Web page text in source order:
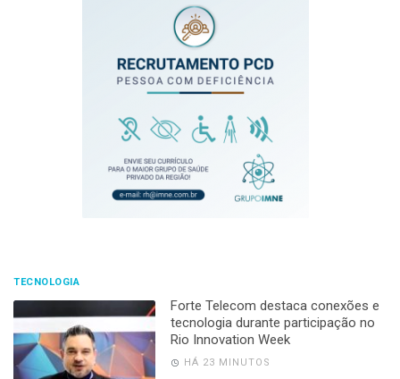
TECNOLOGIA
Forte Telecom destaca conexões e
tecnologia durante participação no
Rio Innovation Week
HÁ 23 MINUTOS